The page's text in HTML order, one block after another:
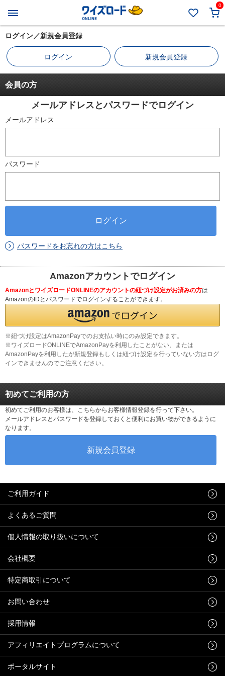
0
ログイン／新規会員登録
ログイン 新規会員登録
会員の方
メールアドレスとパスワードでログイン
メールアドレス
パスワード
パスワードをお忘れの方はこちら
Amazonアカウントでログイン
AmazonとワイズロードONLINEのアカウントの紐づけ設定がお済みの方は
AmazonのIDとパスワードでログインすることができます。
※紐づけ設定はAmazonPayでのお支払い時にのみ設定できます。
※ワイズロードONLINEでAmazonPayを利用したことがない、または
AmazonPayを利用したが新規登録もしくは紐づけ設定を行っていない方はログ
インできませんのでご注意ください。
初めてご利用の方
初めてご利用のお客様は、こちらからお客様情報登録を行って下さい。
メールアドレスとパスワードを登録しておくと便利にお買い物ができるように
なります。
ご利用ガイド
よくあるご質問
個人情報の取り扱いについて
会社概要
特定商取引について
お問い合わせ
採用情報
アフィリエイトプログラムについて
ポータルサイト